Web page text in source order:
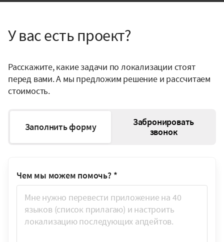
У вас есть проект?
Расскажите, какие задачи по локализации стоят
перед вами. А мы предложим решение и рассчитаем
стоимость.
Заполнить форму
Забронировать
звонок
Чем мы можем помочь? *